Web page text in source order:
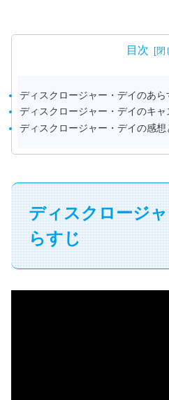
目次
ディスクロージャー・デイのあら
ディスクロージャー・デイのキャ
ディスクロージャー・デイの感想
ディスクロージ
らすじ